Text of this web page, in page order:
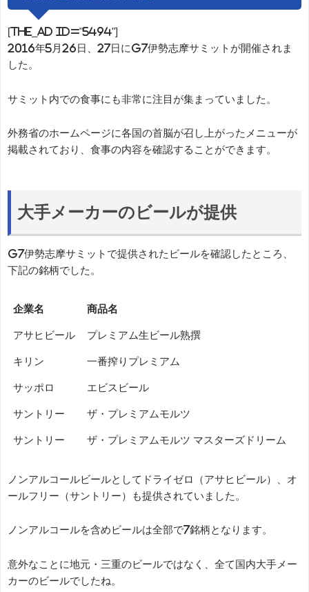
[the_ad id="5494"]
2016年5月26日、27日にG7伊勢志摩サミットが開催されま
した。
サミット内での食事にも非常に注目が集まっていました。
外務省のホームページに各国の首脳が召し上がったメニューが
掲載されており、食事の内容を確認することができます。
大手メーカーのビールが提供
G7伊勢志摩サミットで提供されたビールを確認したところ、
下記の銘柄でした。
企業名 商品名
アサヒビール プレミアム生ビール熟撰
キリン 一番搾りプレミアム
サッポロ エビスビール
サントリー ザ・プレミアムモルツ
サントリー ザ・プレミアムモルツ マスターズドリーム
ノンアルコールビールとしてドライゼロ（アサヒビール）、オ
ールフリー（サントリー）も提供されていました。
ノンアルコールを含めビールは全部で7銘柄となります。
意外なことに地元・三重のビールではなく、全て国内大手メー
カーのビールでしたね。